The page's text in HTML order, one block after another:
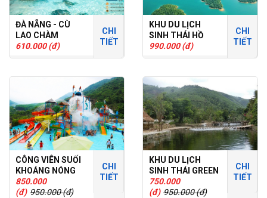
ĐÀ NẴNG - CÙ
LAO CHÀM
610.000 (đ)
CHI
TIẾT
KHU DU LỊCH
SINH THÁI HỒ
PHÚ NINH
990.000 (đ)
CHI
TIẾT
CÔNG VIÊN SUỐI
KHOÁNG NÓNG
NÚI THẦN TÀI
850.000
(đ) 950.000 (đ)
CHI
TIẾT
KHU DU LỊCH
SINH THÁI GREEN
WORLD
750.000
(đ) 950.000 (đ)
CHI
TIẾT